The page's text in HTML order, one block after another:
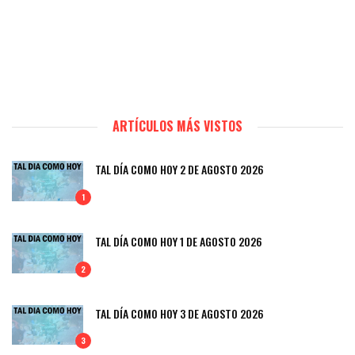
ARTÍCULOS MÁS VISTOS
1
TAL DÍA COMO HOY 2 DE AGOSTO 2026
2
TAL DÍA COMO HOY 1 DE AGOSTO 2026
3
TAL DÍA COMO HOY 3 DE AGOSTO 2026